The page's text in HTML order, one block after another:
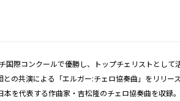
国際コンクールで優勝し、トップチェリストとし
の共演による「エルガー:チェロ協奏曲」をリリ
本を代表する作曲家・吉松隆のチェロ協奏曲を収